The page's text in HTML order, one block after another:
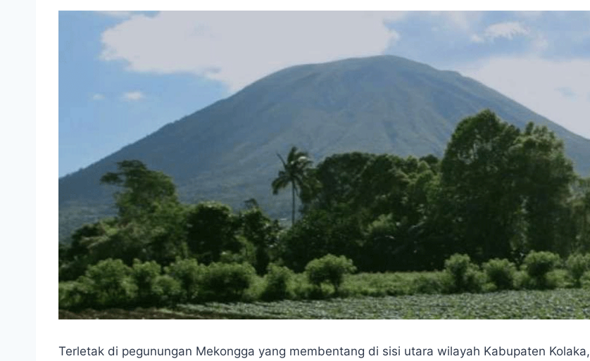
Terletak di pegunungan Mekongga yang membentang di sisi utara wilayah Kabupaten Kolaka,